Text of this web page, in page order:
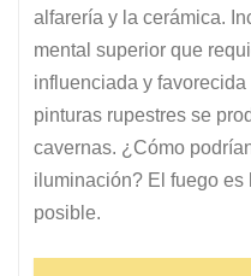
alfarería y la cerámica.
mental superior que
influenciada y
pinturas rupestres se
cavernas. ¿Cómo
iluminación? El fuego es
posible.